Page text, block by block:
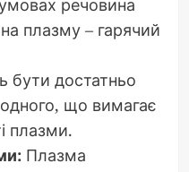
речовина
плазму – гарячий
достатньо
що вимагає
плазми.
Плазма